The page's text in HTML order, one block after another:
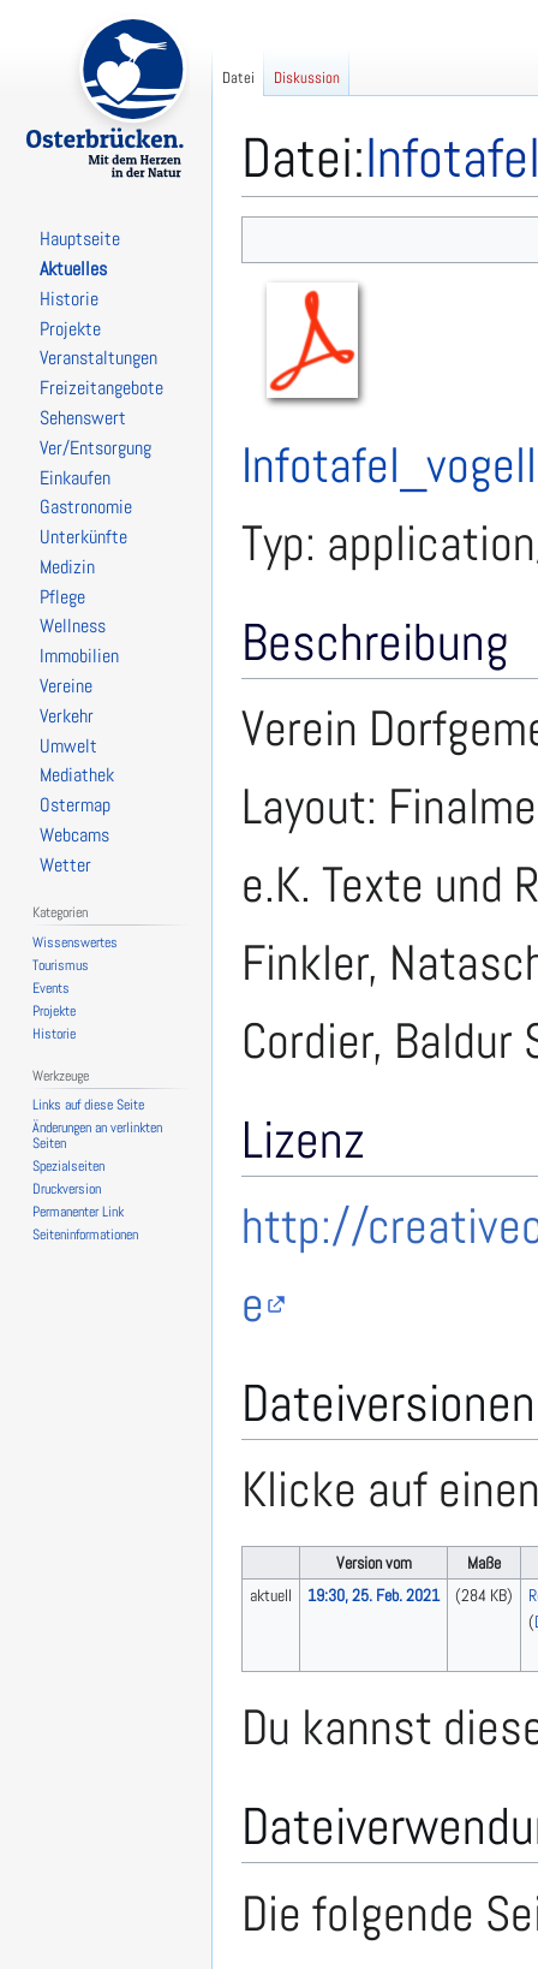
Datei:
Typ:
Beschreibung
Verein
Layout:
e.K. Texte und
Finkler,
Cordier, Baldur
Lizenz
http://
e
Dateiversionen
Klicke auf
Version vom
Maße
aktuell
19:30, 25. Feb. 2021 (284 KB)
(
Du kannst
Die folgende
Datei Diskussion
Hauptseite
Aktuelles
Historie
Projekte
Veranstaltungen
Freizeitangebote
Sehenswert
Ver/Entsorgung
Einkaufen
Gastronomie
Unterkünfte
Medizin
Pflege
Wellness
Immobilien
Vereine
Verkehr
Umwelt
Mediathek
Ostermap
Webcams
Wetter
Kategorien
Wissenswertes
Tourismus
Events
Projekte
Historie
Werkzeuge
Links auf diese Seite
Änderungen an verlinkten
Seiten
Spezialseiten
Druckversion
Permanenter Link
Seiten­­informationen